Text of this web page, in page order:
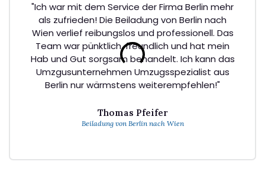
"Ich war mit dem Service der Firma Berlin mehr
als zufrieden! Die Beiladung von Berlin nach
Wien verlief reibungslos und professionell. Das
Team war pünktlich, freundlich und hat mein
Hab und Gut sorgsam behandelt. Ich kann das
Umzgusunternehmen Umzugsspezialist aus
Berlin nur wärmstens weiterempfehlen!"
Thomas Pfeifer
Beiladung von Berlin nach Wien